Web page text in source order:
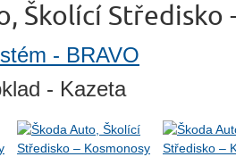
Školící Středisko
- BRAVO
- Kazeta